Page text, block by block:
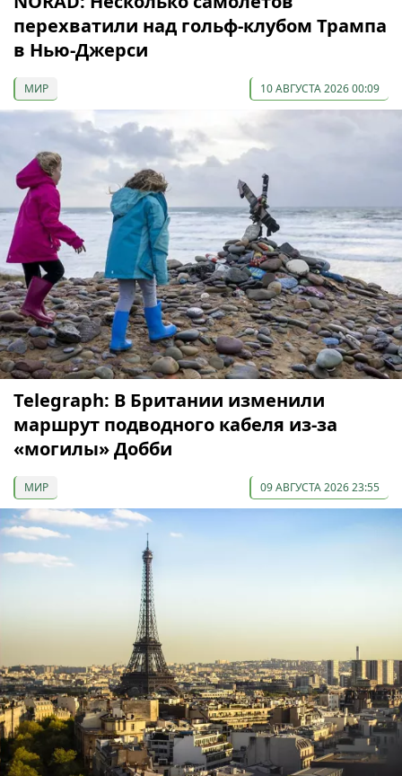
перехватили над гольф-клубом Трампа
в Нью-Джерси
МИР 10 АВГУСТА 2026 00:09
Telegraph: В Британии изменили
маршрут подводного кабеля из-за
«могилы» Добби
МИР 09 АВГУСТА 2026 23:55